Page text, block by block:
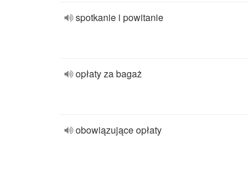
spotkanie i powitanie
opłaty za bagaż
obowiązujące opłaty